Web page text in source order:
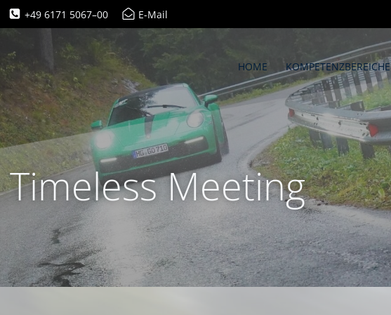
+49 6171 5067–00 E-Mail
HOME KOMPETENZBEREICHE
Timeless Meeting